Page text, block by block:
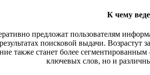
К чему
предложат пользователям
поисковой выдачи. Возрастут
также станет более
ключевых слов, но и